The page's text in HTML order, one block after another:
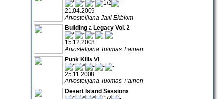
21.04.2009
Arvostelijana Jani Ekblom
Building a Legacy Vol. 2
15.12.2008
Arvostelijana Tuomas Tiainen
Punk Kills VI
25.11.2008
Arvostelijana Tuomas Tiainen
Desert Island Sessions